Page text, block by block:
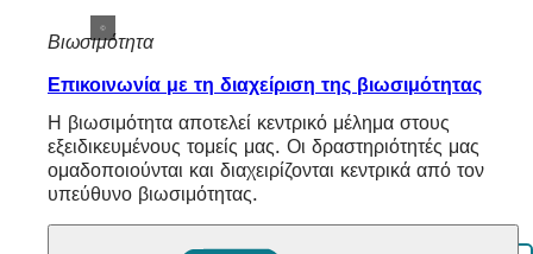
Βιωσιμότητα
Επικοινωνία με τη διαχείριση της βιωσιμότητας
Η βιωσιμότητα αποτελεί κεντρικό μέλημα στους
εξειδικευμένους τομείς μας. Οι δραστηριότητές μας
ομαδοποιούνται και διαχειρίζονται κεντρικά από τον
υπεύθυνο βιωσιμότητας.